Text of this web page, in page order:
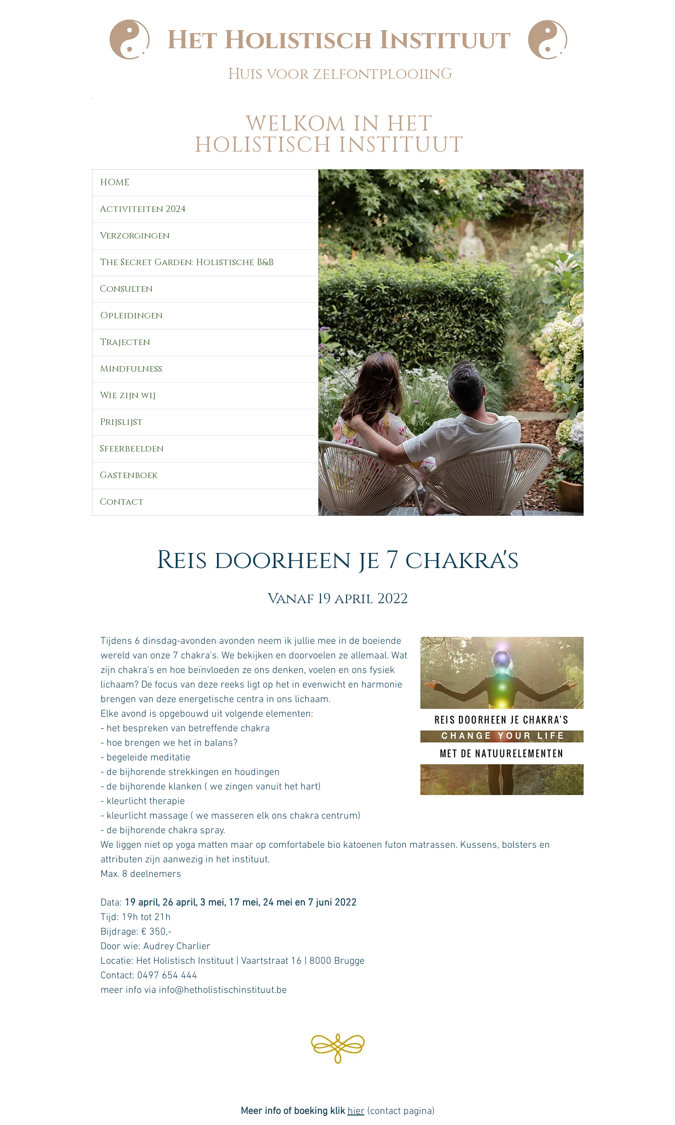
Het Holistisch Instituut
Huis voor zelfontplooiinG
WELKOM IN HET
HOLISTISCH INSTITUUT
HOME
Activiteiten 2024
Verzorgingen
The Secret Garden: Holistische B&B
Consulten
Opleidingen
Trajecten
Mindfulness
Wie zijn wij
Prijslijst
Sfeerbeelden
Gastenboek
Contact
Reis doorheen je 7 chakra's
Vanaf 19 april 2022
Tijdens 6 dinsdag-avonden avonden neem ik jullie mee in de boeiende
wereld van onze 7 chakra's. We bekijken en doorvoelen ze allemaal. Wat
zijn chakra's en hoe beïnvloeden ze ons denken, voelen en ons fysiek
lichaam? De focus van deze reeks ligt op het in evenwicht en harmonie
brengen van deze energetische centra in ons lichaam.
Elke avond is opgebouwd uit volgende elementen:
- het bespreken van betreffende chakra
- hoe brengen we het in balans?
- begeleide meditatie
- de bijhorende strekkingen en houdingen
- de bijhorende klanken ( we zingen vanuit het hart)
- kleurlicht therapie
- kleurlicht massage ( we masseren elk ons chakra centrum)
- de bijhorende chakra spray.
We liggen niet op yoga matten maar op comfortabele bio katoenen futon matrassen. Kussens, bolsters en
attributen zijn aanwezig in het instituut.
Max. 8 deelnemers
Data: 19 april, 26 april, 3 mei, 17 mei, 24 mei en 7 juni 2022
Tijd: 19h tot 21h
Bijdrage: € 350,-
Door wie: Audrey Charlier
Locatie: Het Holistisch Instituut | Vaartstraat 16 | 8000 Brugge
Contact: 0497 654 444
meer info via info@hetholistischinstituut.be
Meer info of boeking klikhier (contact pagina)